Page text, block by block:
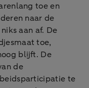
toe en
naar de
aan af. De
toe,
blijft. De
de
te